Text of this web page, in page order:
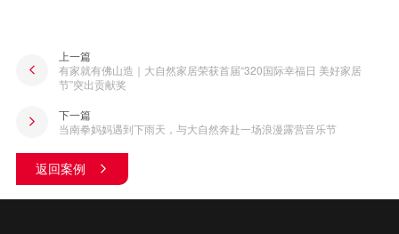
上一篇
有家就有佛山造｜大自然家居荣获首届“320国际幸福日 美好家居
节”突出贡献奖
返回案例
下一篇
当南拳妈妈遇到下雨天，与大自然奔赴一场浪漫露营音乐节